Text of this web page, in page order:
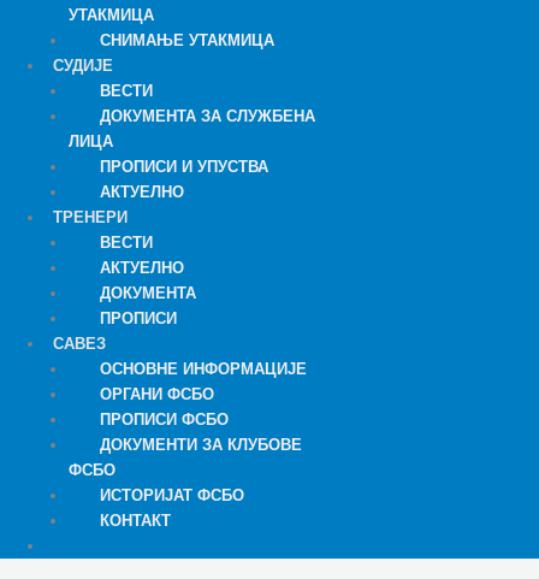
УТАКМИЦА
СНИМАЊЕ УТАКМИЦА
СУДИЈЕ
ВЕСТИ
ДОКУМЕНТА ЗА СЛУЖБЕНА
ЛИЦА
ПРОПИСИ И УПУСТВА
АКТУЕЛНО
ТРЕНЕРИ
ВЕСТИ
АКТУЕЛНО
ДОКУМЕНТА
ПРОПИСИ
САВЕЗ
ОСНОВНЕ ИНФОРМАЦИЈЕ
ОРГАНИ ФСБО
ПРОПИСИ ФСБО
ДОКУМЕНТИ ЗА КЛУБОВЕ
ФСБО
ИСТОРИЈАТ ФСБО
КОНТАКТ